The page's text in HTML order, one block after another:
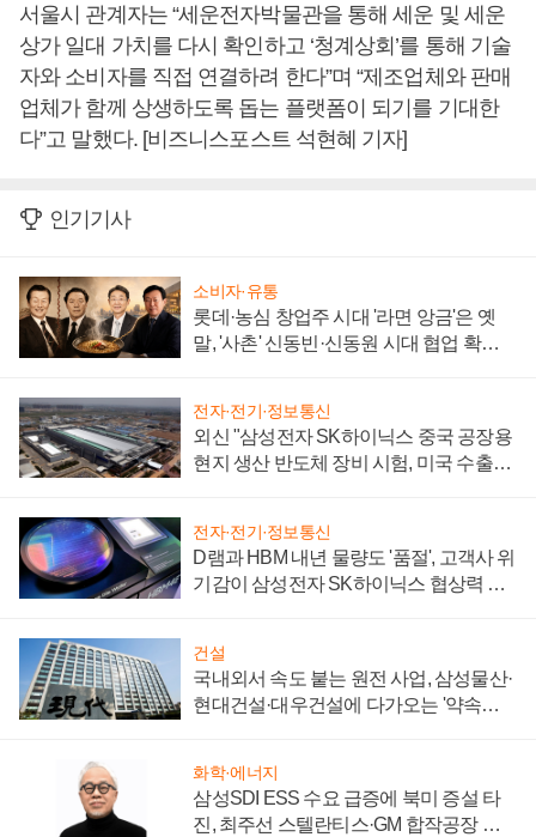
서울시 관계자는 “세운전자박물관을 통해 세운 및 세운
상가 일대 가치를 다시 확인하고 ‘청계상회’를 통해 기술
자와 소비자를 직접 연결하려 한다”며 “제조업체와 판매
업체가 함께 상생하도록 돕는 플랫폼이 되기를 기대한
다”고 말했다. [비즈니스포스트 석현혜 기자]
인기기사
소비자·유통
롯데·농심 창업주 시대 '라면 앙금'은 옛
말, '사촌' 신동빈·신동원 시대 협업 확대
전자·전기·정보통신
외신 "삼성전자 SK하이닉스 중국 공장용
현지 생산 반도체 장비 시험, 미국 수출통
전자·전기·정보통신
D램과 HBM 내년 물량도 '품절', 고객사 위
기감이 삼성전자 SK하이닉스 협상력 더
건설
국내외서 속도 붙는 원전 사업, 삼성물산·
현대건설·대우건설에 다가오는 '약속의
화학·에너지
삼성SDI ESS 수요 급증에 북미 증설 타
진, 최주선 스텔란티스·GM 합작공장 건